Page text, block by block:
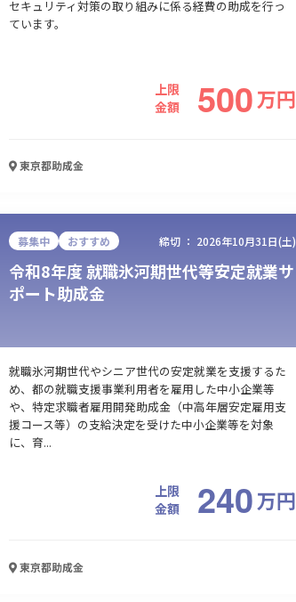
セキュリティ対策の取り組みに係る経費の助成を行っ
ています。
上限
金額
500万円
東京都助成金
募集中 おすすめ 締切 ： 2026年10月31日(土)
令和8年度 就職氷河期世代等安定就業サ
ポート助成金
就職氷河期世代やシニア世代の安定就業を支援するた
め、都の就職支援事業利用者を雇用した中小企業等
や、特定求職者雇用開発助成金（中高年層安定雇用支
援コース等）の支給決定を受けた中小企業等を対象
に、育...
上限
金額
240万円
東京都助成金